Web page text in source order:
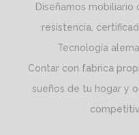
Diseñamos
resistencia,
Tecnología
Contar con fabrica
sueños de tu hogar y